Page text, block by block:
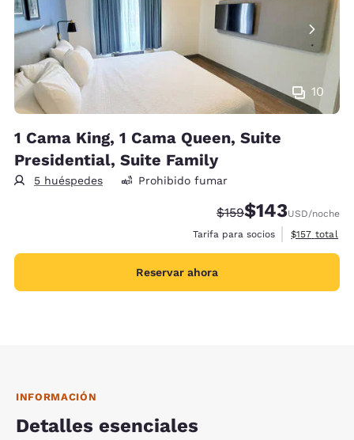
10
1 Cama King, 1 Cama Queen, Suite
Presidential, Suite Family
5 huéspedes Prohibido fumar
Precio tachado:
$159Precio con
$143USD/noche
Tarifa para socios
Ver detalles
$157 total
Reservar ahora
INFORMACIÓN
Detalles esenciales